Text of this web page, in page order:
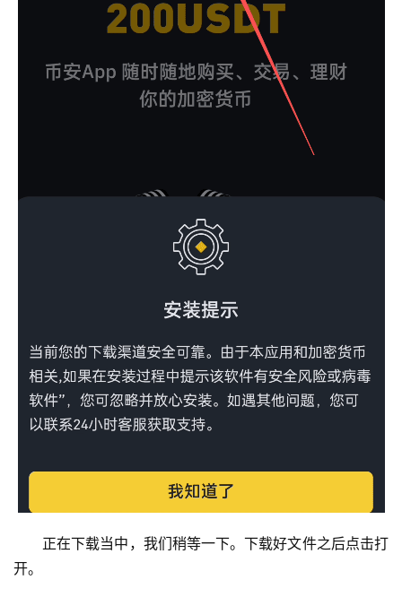
正在下载当中，我们稍等一下。下载好文件之后点击打
开。